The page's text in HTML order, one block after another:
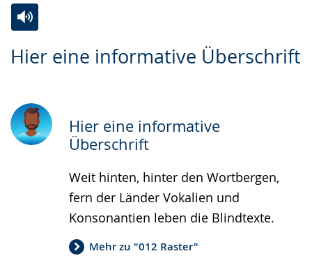
Hier eine informative Überschrift
Leichten
wechseln.
Audio-
Video
Deutscher
Gebärdensprache
wird
Hier eine informative
Überschrift
Weit hinten, hinter den Wortbergen,
fern der Länder Vokalien und
Konsonantien leben die Blindtexte.
Mehr zu "012 Raster"